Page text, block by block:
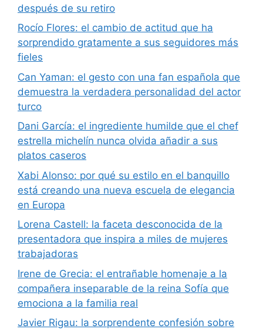
después de su retiro
Rocío Flores: el cambio de actitud que ha
sorprendido gratamente a sus seguidores más
fieles
Can Yaman: el gesto con una fan española que
demuestra la verdadera personalidad del actor
turco
Dani García: el ingrediente humilde que el chef
estrella michelín nunca olvida añadir a sus
platos caseros
Xabi Alonso: por qué su estilo en el banquillo
está creando una nueva escuela de elegancia
en Europa
Lorena Castell: la faceta desconocida de la
presentadora que inspira a miles de mujeres
trabajadoras
Irene de Grecia: el entrañable homenaje a la
compañera inseparable de la reina Sofía que
emociona a la familia real
Javier Rigau: la sorprendente confesión sobre